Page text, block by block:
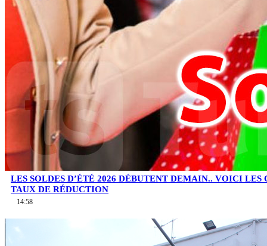
LES SOLDES D’ÉTÉ 2026 DÉBUTENT DEMAIN.. VOICI LES
TAUX DE RÉDUCTION
14:58